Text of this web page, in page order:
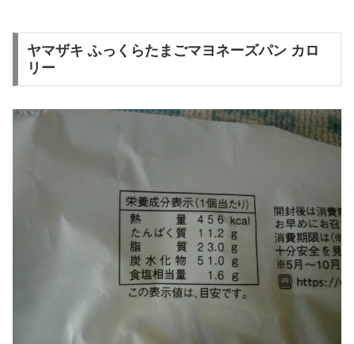
ヤマザキ ふっくらたまごマヨネーズパン カロ
リー